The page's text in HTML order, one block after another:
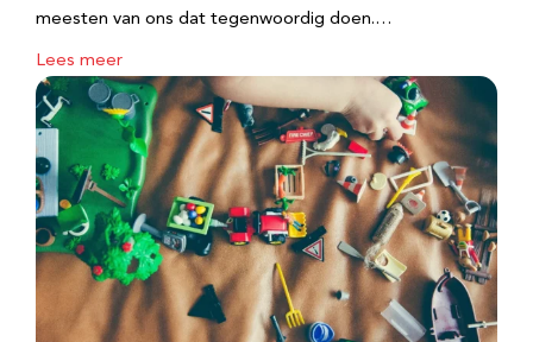
meesten van ons dat tegenwoordig doen.…
Lees meer